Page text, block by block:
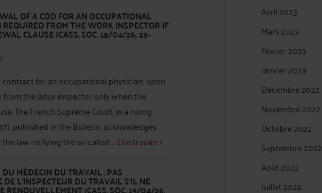
OF A CDD FOR AN OCCUPATIONAL
FROM THE WORK INSPECTOR IF
CLAUSE (CASS. SOC. 15/04/26, 23-
for an occupational physician, upon
the labor inspector only when the
The French Supreme Court, in a ruling
published in the Bulletin, acknowledges
law ratifying the so-called ...Lire la suite >
MÉDECIN DU TRAVAIL : PAS
L’INSPECTEUR DU TRAVAIL S’IL NE
Avril 2023
Mars 2023
Février 2023
Janvier 2023
Décembre 2022
Novembre 2022
Octobre 2022
Septembre 2022
Août 2022
Juillet 2022